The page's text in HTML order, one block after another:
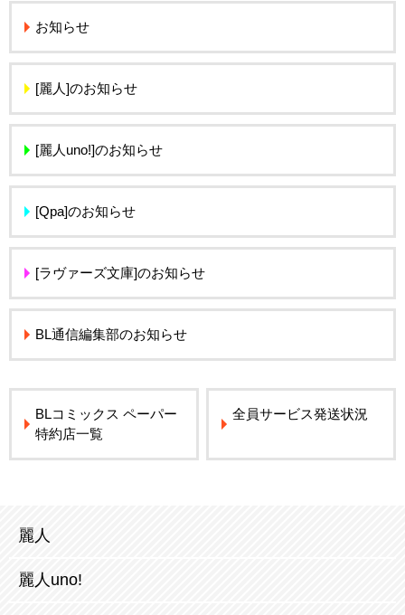
お知らせ
[麗人]のお知らせ
[麗人uno!]のお知らせ
[Qpa]のお知らせ
[ラヴァーズ文庫]のお知らせ
BL通信編集部のお知らせ
BLコミックス ペーパー
特約店一覧
全員サービス発送状況
麗人
麗人uno!